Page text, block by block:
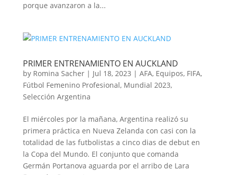
porque avanzaron a la...
PRIMER ENTRENAMIENTO EN AUCKLAND
by Romina Sacher| Jul 18, 2023 | AFA, Equipos, FIFA,
Fútbol Femenino Profesional, Mundial 2023,
Selección Argentina
El miércoles por la mañana, Argentina realizó su
primera práctica en Nueva Zelanda con casi con la
totalidad de las futbolistas a cinco dias de debut en
la Copa del Mundo. El conjunto que comanda
Germán Portanova aguarda por el arribo de Lara